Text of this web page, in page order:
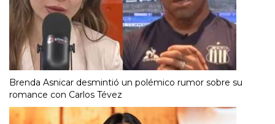
Brenda Asnicar desmintió un polémico rumor sobre su
romance con Carlos Tévez